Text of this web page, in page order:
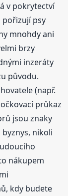
v pokrytectví
pořizují psy
mnohdy ani
brzy
inzeráty
původu.
(např.
průkaz
jsou znaky
nikoli
nákupem
kdy budete